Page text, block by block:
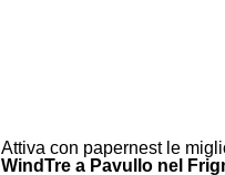
Attiva con papernest le
WindTre a Pavullo nel